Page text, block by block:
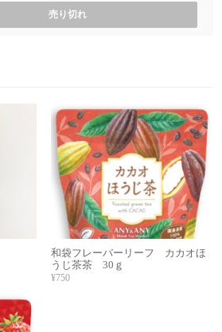
売り切れ
和袋フレーバーリーフ カカオほ
うじ茶茶 30ｇ
¥750